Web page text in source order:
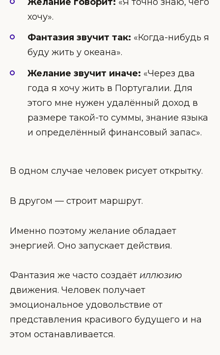
хочу».
Фантазия звучит так: «Когда-нибудь я
буду жить у океана».
Желание звучит иначе: «Через два
года я хочу жить в Португалии. Для
этого мне нужен удалённый доход в
размере такой-то суммы, знание языка
и определённый финансовый запас».
В одном случае человек рисует открытку.
В другом — строит маршрут.
Именно поэтому желание обладает
энергией. Оно запускает действия.
Фантазия же часто создаёт иллюзию
движения. Человек получает
эмоциональное удовольствие от
представления красивого будущего и на
этом останавливается.